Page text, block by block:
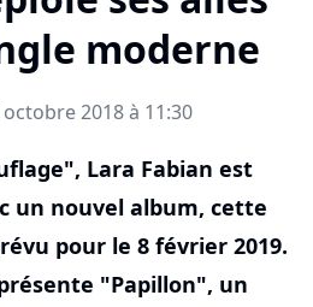
moderne
2018 à 11:30
Lara Fabian est
un nouvel album, cette
pour le 8 février 2019.
"Papillon", un